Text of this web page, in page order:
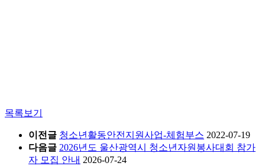
목록보기
이전글 청소년활동안전지원사업-체험부스 2022-07-19
다음글 2026년도 울산광역시 청소년자원봉사대회 참가
자 모집 안내 2026-07-24